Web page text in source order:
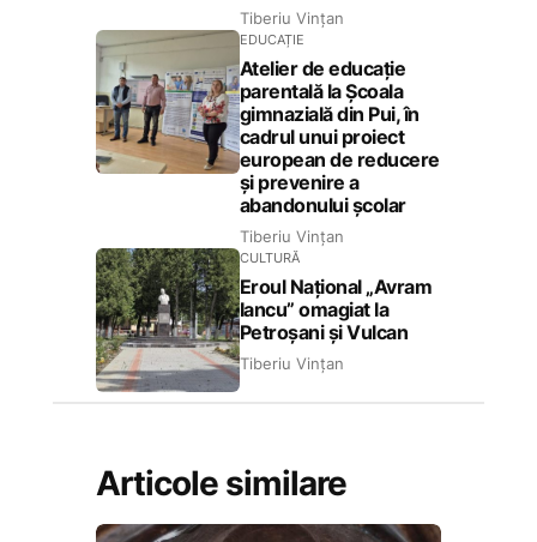
Tiberiu Vințan
EDUCAȚIE
Atelier de educație
parentală la Școala
gimnazială din Pui, în
cadrul unui proiect
european de reducere
și prevenire a
abandonului școlar
Tiberiu Vințan
CULTURĂ
Eroul Național „Avram
Iancu” omagiat la
Petroșani și Vulcan
Tiberiu Vințan
Articole similare